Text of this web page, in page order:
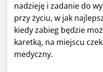
nadzieję i zadanie do
przy życiu, w jak
kiedy zabieg będzie
karetką, na miejscu
medyczny.